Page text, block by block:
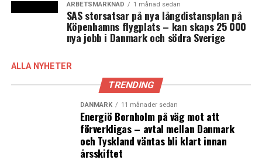
Galene
1 700 40-45
1 800 40-45
1 500 25-50
ARBETSMARKNAD 1 månad sedan
SAS storsatsar på nya långdistansplan på
Köpenhamns flygplats – kan skaps 25 000
nya jobb i Danmark och södra Sverige
ALLA NYHETER
TRENDING
DANMARK 11 månader sedan
Energiö Bornholm på väg mot att
förverkligas – avtal mellan Danmark
och Tyskland väntas bli klart innan
årsskiftet